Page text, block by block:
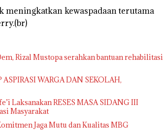
meningkatkan kewaspadaan terutama
Rizal Mustopa serahkan bantuan rehabilitasi
WARGA DAN SEKOLAH,
Laksanakan RESES MASA SIDANG III
Masyarakat
Jaga Mutu dan Kualitas MBG